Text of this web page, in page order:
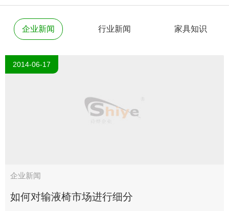
企业新闻 行业新闻 家具知识
2014-06-17
企业新闻
如何对输液椅市场进行细分